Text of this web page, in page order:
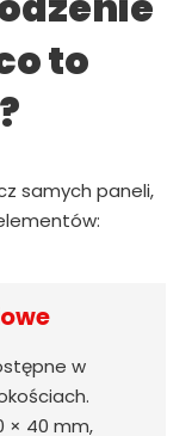
to
samych paneli,
w
× 40 mm,